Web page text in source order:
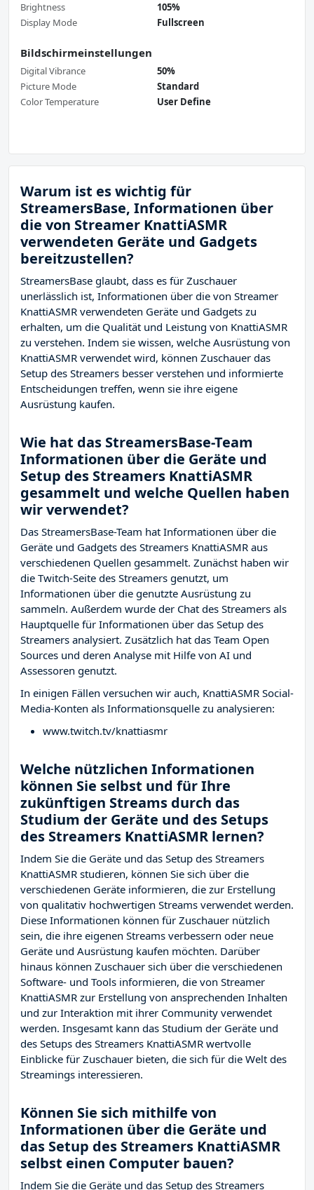
Brightness
105%
Display Mode
Fullscreen
Bildschirmeinstellungen
Digital Vibrance
50%
Picture Mode
Standard
Color Temperature
User Define
Warum ist es wichtig für
StreamersBase, Informationen über
die von Streamer KnattiASMR
verwendeten Geräte und Gadgets
bereitzustellen?
StreamersBase glaubt, dass es für Zuschauer
unerlässlich ist, Informationen über die von Streamer
KnattiASMR verwendeten Geräte und Gadgets zu
erhalten, um die Qualität und Leistung von KnattiASMR
zu verstehen. Indem sie wissen, welche Ausrüstung von
KnattiASMR verwendet wird, können Zuschauer das
Setup des Streamers besser verstehen und informierte
Entscheidungen treffen, wenn sie ihre eigene
Ausrüstung kaufen.
Wie hat das StreamersBase-Team
Informationen über die Geräte und
Setup des Streamers KnattiASMR
gesammelt und welche Quellen haben
wir verwendet?
Das StreamersBase-Team hat Informationen über die
Geräte und Gadgets des Streamers KnattiASMR aus
verschiedenen Quellen gesammelt. Zunächst haben wir
die Twitch-Seite des Streamers genutzt, um
Informationen über die genutzte Ausrüstung zu
sammeln. Außerdem wurde der Chat des Streamers als
Hauptquelle für Informationen über das Setup des
Streamers analysiert. Zusätzlich hat das Team Open
Sources und deren Analyse mit Hilfe von AI und
Assessoren genutzt.
In einigen Fällen versuchen wir auch, KnattiASMR Social-
Media-Konten als Informationsquelle zu analysieren:
www.twitch.tv/knattiasmr
Welche nützlichen Informationen
können Sie selbst und für Ihre
zukünftigen Streams durch das
Studium der Geräte und des Setups
des Streamers KnattiASMR lernen?
Indem Sie die Geräte und das Setup des Streamers
KnattiASMR studieren, können Sie sich über die
verschiedenen Geräte informieren, die zur Erstellung
von qualitativ hochwertigen Streams verwendet werden.
Diese Informationen können für Zuschauer nützlich
sein, die ihre eigenen Streams verbessern oder neue
Geräte und Ausrüstung kaufen möchten. Darüber
hinaus können Zuschauer sich über die verschiedenen
Software- und Tools informieren, die von Streamer
KnattiASMR zur Erstellung von ansprechenden Inhalten
und zur Interaktion mit ihrer Community verwendet
werden. Insgesamt kann das Studium der Geräte und
des Setups des Streamers KnattiASMR wertvolle
Einblicke für Zuschauer bieten, die sich für die Welt des
Streamings interessieren.
Können Sie sich mithilfe von
Informationen über die Geräte und
das Setup des Streamers KnattiASMR
selbst einen Computer bauen?
Indem Sie die Geräte und das Setup des Streamers